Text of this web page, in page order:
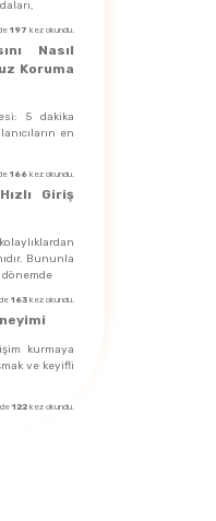
197 kez okundu.
Nasıl
Koruma
5 dakika
en
166 kez okundu.
Giriş
Bununla
dönemde
163 kez okundu.
kurmaya
ve keyifli
122 kez okundu.